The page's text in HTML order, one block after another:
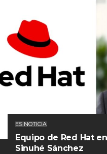
ES NOTICIA
Equipo de Red Hat
Sinuhé Sánchez